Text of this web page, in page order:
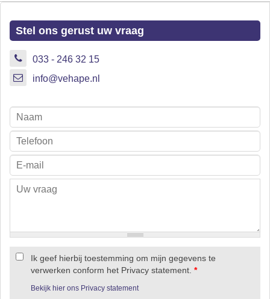
Stel ons gerust uw vraag
033 - 246 32 15
info@vehape.nl
Ik geef hierbij toestemming om mijn gegevens te
verwerken conform het Privacy statement. *
Bekijk hier ons Privacy statement